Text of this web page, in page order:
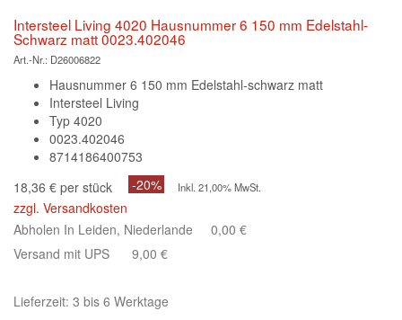
Intersteel Living 4020 Hausnummer 6 150 mm Edelstahl-
Schwarz matt 0023.402046
Art.-Nr.: D26006822
Hausnummer 6 150 mm Edelstahl-schwarz matt
Intersteel Living
Typ 4020
0023.402046
8714186400753
18,36 € per stück
-20% Inkl. 21,00% MwSt.
zzgl. Versandkosten
Abholen In Leiden, Niederlande
0,00 €
Versand mit UPS
9,00 €
Lieferzeit: 3 bis 6 Werktage